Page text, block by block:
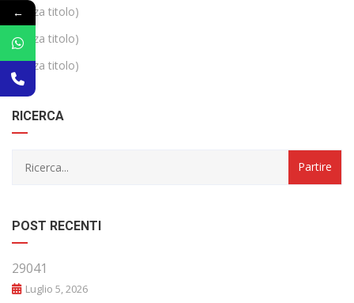
(senza titolo)
(senza titolo)
(senza titolo)
RICERCA
POST RECENTI
29041
Luglio 5, 2026
←